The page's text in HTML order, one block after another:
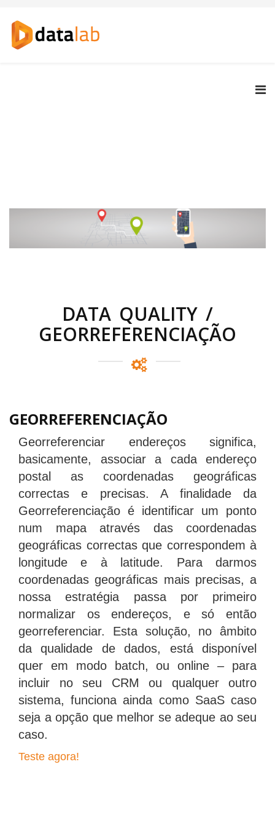
DATA QUALITY /
GEORREFERENCIAÇÃO
GEORREFERENCIAÇÃO
Georreferenciar endereços significa,
basicamente, associar a cada endereço
postal as coordenadas geográficas
correctas e precisas. A finalidade da
Georreferenciação é identificar um ponto
num mapa através das coordenadas
geográficas correctas que correspondem à
longitude e à latitude. Para darmos
coordenadas geográficas mais precisas, a
nossa estratégia passa por primeiro
normalizar os endereços, e só então
georreferenciar. Esta solução, no âmbito
da qualidade de dados, está disponível
quer em modo batch, ou online – para
incluir no seu CRM ou qualquer outro
sistema, funciona ainda como SaaS caso
seja a opção que melhor se adeque ao seu
caso.
Teste agora!